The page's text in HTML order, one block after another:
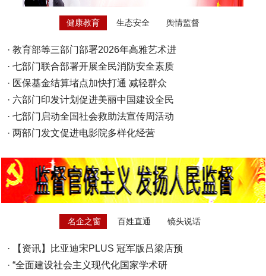
健康教育 生态安全 舆情监督
· 教育部等三部门部署2026年高雅艺术进
· 七部门联合部署开展全民消防安全素质
· 医保基金结算堵点加快打通 减轻群众
· 六部门印发计划促进美丽中国建设全民
· 七部门启动全国社会救助法宣传周活动
· 两部门发文促进电影院多样化经营
名企之窗 百姓直通 镜头说话
·
【资讯】比亚迪宋PLUS 冠军版吕梁店预
· “全面建设社会主义现代化国家学术研